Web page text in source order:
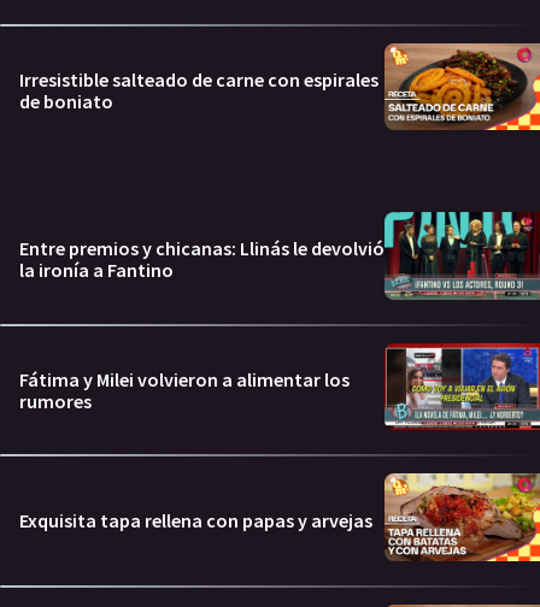
Irresistible salteado de carne con espirales
de boniato
Entre premios y chicanas: Llinás le devolvió
la ironía a Fantino
Fátima y Milei volvieron a alimentar los
rumores
Exquisita tapa rellena con papas y arvejas